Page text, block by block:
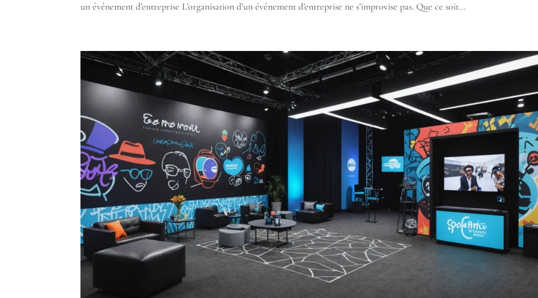
un événement d’entreprise L’organisation d’un événement d’entreprise ne s’improvise pas. Que ce soit...